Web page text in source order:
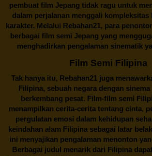
pembuat film Jepang tidak ragu untuk
dalam perjalanan menggali
karakter. Melalui Rebahan21, para
berbagai film semi Jepang yang
menghadirkan pengalaman sinematik
Film Semi Filipina
Tak hanya itu, Rebahan21juga
Filipina, sebuah negara dengan
berkembang pesat. Film-film semi
menampilkan cerita-cerita tentang cinta,
pergulatan emosi dalam kehidupan
keindahan alam Filipina sebagai latar
ini menyajikan pengalaman menonton
Berbagai judul menarik dari Filipina